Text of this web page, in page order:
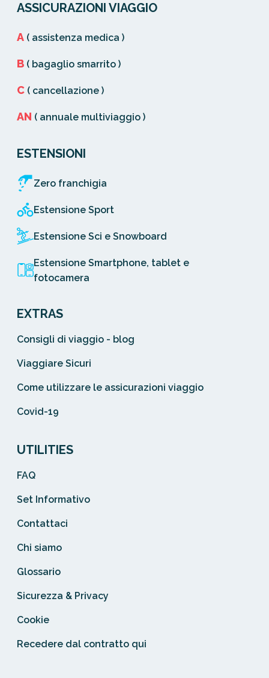
ASSICURAZIONI VIAGGIO
A ( assistenza medica )
B ( bagaglio smarrito )
C ( cancellazione )
AN ( annuale multiviaggio )
ESTENSIONI
Zero franchigia
Estensione Sport
Estensione Sci e Snowboard
Estensione Smartphone, tablet e
fotocamera
EXTRAS
Consigli di viaggio - blog
Viaggiare Sicuri
Come utilizzare le assicurazioni viaggio
Covid-19
UTILITIES
FAQ
Set Informativo
Contattaci
Chi siamo
Glossario
Sicurezza & Privacy
Cookie
Recedere dal contratto qui